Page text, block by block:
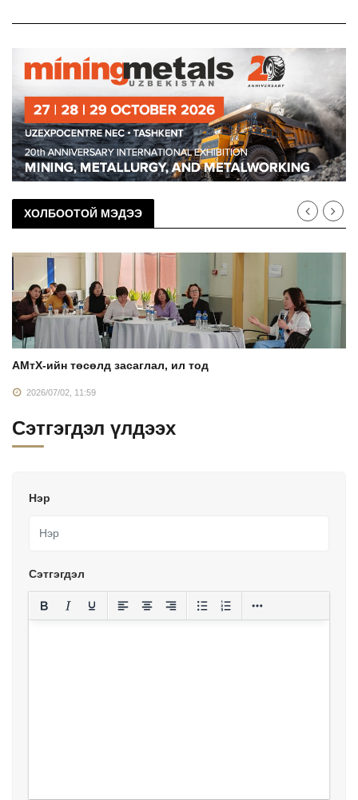
ХОЛБООТОЙ МЭДЭЭ
АМтХ-ийн төсөлд засаглал, ил тод
2026/07/02, 11:59
Сэтгэгдэл үлдээх
Нэр
Сэтгэгдэл